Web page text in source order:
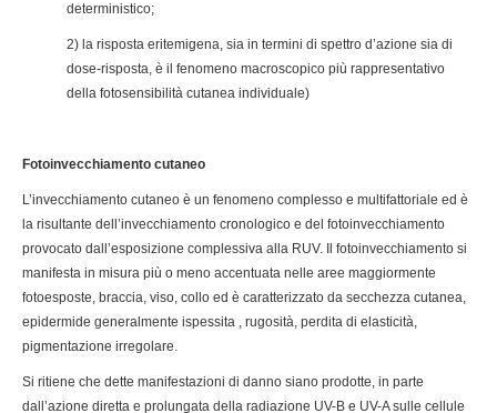
deterministico;
2) la risposta eritemigena, sia in termini di spettro d’azione sia di
dose-risposta, è il fenomeno macroscopico più rappresentativo
della fotosensibilità cutanea individuale)
Fotoinvecchiamento cutaneo
L’invecchiamento cutaneo è un fenomeno complesso e multifattoriale ed è
la risultante dell’invecchiamento cronologico e del fotoinvecchiamento
provocato dall’esposizione complessiva alla RUV. Il fotoinvecchiamento si
manifesta in misura più o meno accentuata nelle aree maggiormente
fotoesposte, braccia, viso, collo ed è caratterizzato da secchezza cutanea,
epidermide generalmente ispessita , rugosità, perdita di elasticità,
pigmentazione irregolare.
Si ritiene che dette manifestazioni di danno siano prodotte, in parte
dall’azione diretta e prolungata della radiazione UV-B e UV-A sulle cellule